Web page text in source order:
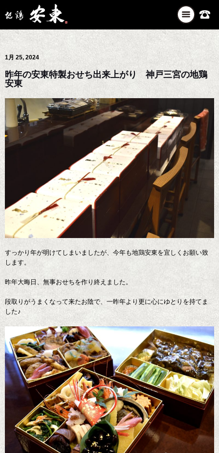
ナ
ビ
ゲ
シ
ョ
ン
替
え
1月 25, 2024
昨年の安東特製おせち出来上がり 神戸三宮の地鶏
安東
すっかり年が明けてしまいましたが、今年も地鶏安東を宜しくお願い致
します。
昨年大晦日、無事おせちを作り終えました。
段取りがうまくなって来たお陰で、一昨年より更に心にゆとりを持てま
した♪